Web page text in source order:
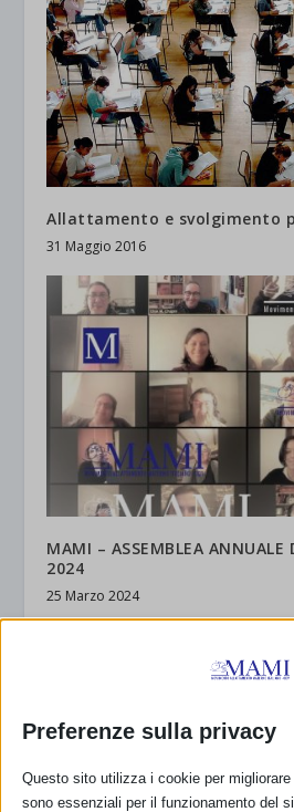
Allattamento e svolgimento
31 Maggio 2016
MAMI – ASSEMBLEA ANNUALE
2024
25 Marzo 2024
Preferenze sulla privacy
Questo sito utilizza i cookie per
sono essenziali per il funzionamento del